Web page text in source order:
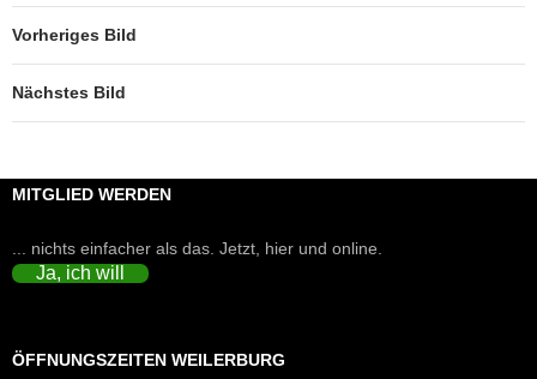
Vorheriges Bild
Nächstes Bild
MITGLIED WERDEN
... nichts einfacher als das. Jetzt, hier und online.
Ja, ich will
ÖFFNUNGSZEITEN WEILERBURG